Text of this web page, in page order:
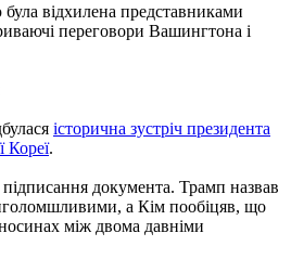
відхилена представниками
переговори Вашингтона і
історична зустріч президента
Кореї.
підписання документа. Трамп назвав
а Кім пообіцяв, що
між двома давніми